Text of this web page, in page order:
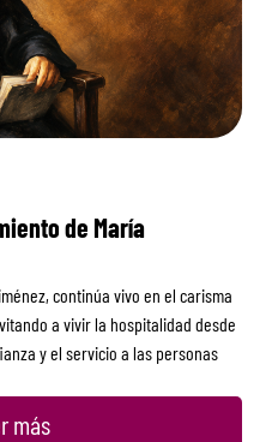
de María
continúa vivo en el carisma
a vivir la hospitalidad desde
y el servicio a las personas
más